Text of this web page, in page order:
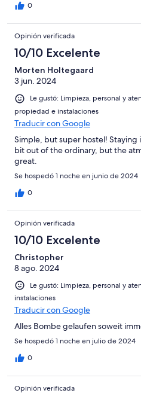
0
Opinión verificada
10/10 Excelente
Morten Holtegaard
3 jun. 2024
Le gustó: Limpieza, personal y
propiedad e instalaciones
Traducir con Google
Simple, but super hostel! Staying
bit out of the ordinary, but the
great.
Se hospedó 1 noche en junio de 2024
0
Opinión verificada
10/10 Excelente
Christopher
8 ago. 2024
Le gustó: Limpieza, personal y
instalaciones
Traducir con Google
Alles Bombe gelaufen soweit
Se hospedó 1 noche en julio de 2024
0
Opinión verificada